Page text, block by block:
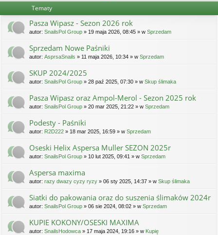
Tematy
Pasza Wipasz - Sezon 2026 rok
autor: SnailsPol Group » 19 maja 2026, 08:45 » w Sprzedam
Sprzedam Nowe Paśniki
autor: AsprsaSnails » 11 maja 2026, 10:34 » w Sprzedam
SKUP 2024/2025
autor: SnailsPol Group » 28 paź 2025, 07:30 » w Skup ślimaka
Pasza Wipasz oraz Ampol-Merol - Sezon 2025 rok
autor: SnailsPol Group » 20 mar 2025, 21:22 » w Sprzedam
Podesty - Paśniki
autor: R2D222 » 18 mar 2025, 16:59 » w Sprzedam
Oseski Helix Aspersa Muller SEZON 2025r
autor: SnailsPol Group » 10 lut 2025, 09:41 » w Sprzedam
Aspersa maxima
autor: razy dwazy cyzy ryzy » 06 sty 2025, 14:37 » w Skup ślimaka
Siatki do pakowania oraz do suszenia ślimaków 2024r
autor: SnailsPol Group » 06 sie 2024, 08:02 » w Sprzedam
KUPIE KOKONY/OSESKI MAXIMA
autor: SnailsHodowca » 17 maja 2024, 19:16 » w Kupię